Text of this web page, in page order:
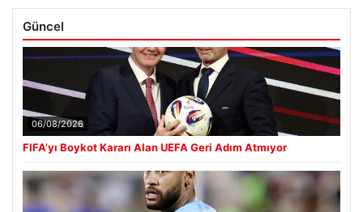
Güncel
06/08/2026
FIFA’yı Boykot Kararı Alan UEFA Geri Adım Atmıyor